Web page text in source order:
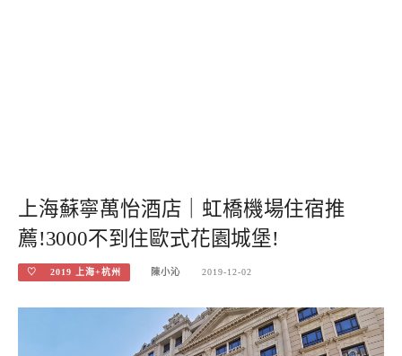
上海蘇寧萬怡酒店｜虹橋機場住宿推
薦!3000不到住歐式花園城堡!
♡ 2019 上海+杭州 陳小沁 2019-12-02